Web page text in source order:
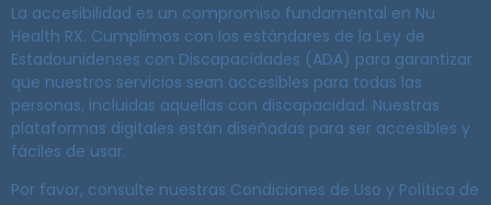
La accesibilidad es un compromiso fundamental en Nu
Health RX. Cumplimos con los estándares de la Ley de
Estadounidenses con Discapacidades (ADA) para garantizar
que nuestros servicios sean accesibles para todas las
personas, incluidas aquellas con discapacidad. Nuestras
plataformas digitales están diseñadas para ser accesibles y
fáciles de usar.
Por favor, consulte nuestras Condiciones de Uso y Política de